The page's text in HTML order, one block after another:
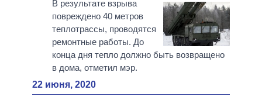
В результате взрыва
повреждено 40 метров
теплотрассы, проводятся
ремонтные работы. До
конца дня тепло должно быть возвращено
в дома, отметил мэр.
22 июня, 2020